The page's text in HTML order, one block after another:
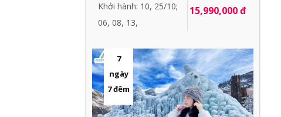
Khởi hành: 10, 25/10;
06, 08, 13,
15,990,000 đ
7
ngày
7 đêm